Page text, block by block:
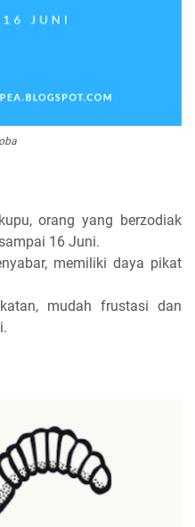
orang yang berzodiak
16 Juni.
memiliki daya pikat
mudah frustasi dan